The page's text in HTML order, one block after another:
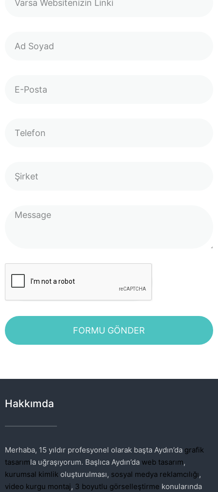
FORMU GÖNDER
Hakkımda
Merhaba, 15 yıldır profesyonel olarak başta Aydın’da grafik
tasarımla uğraşıyorum. Başlıca Aydın’da web tasarım,
kurumsal kimlik oluşturulması, sosyal medya reklamcılığı,
video kurgu montaj, 3 boyutlu görselleştirme konularında